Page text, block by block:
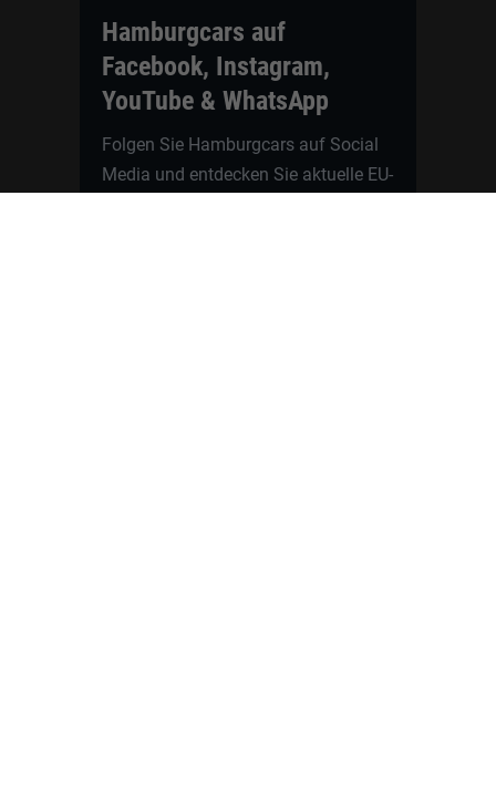
Hamburgcars auf
Facebook, Instagram,
YouTube & WhatsApp
Folgen Sie Hamburgcars auf Social
Media und entdecken Sie aktuelle EU-